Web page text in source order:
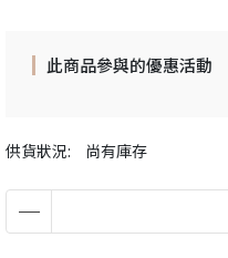
供貨狀況: 尚有庫存
此商品參與的優惠活動